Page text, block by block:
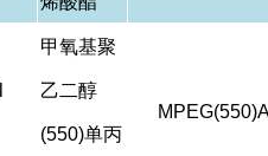
甲氧基聚
乙二醇
(550)单丙